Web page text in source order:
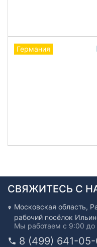
Германия
СВЯЖИТЕСЬ С
Московская область,
рабочий посёлок
Мы работаем с 9:00 до
8 (499) 641-